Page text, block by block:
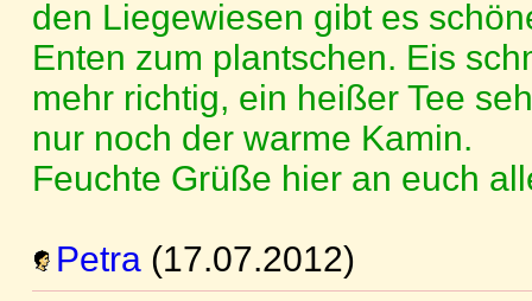
den Liegewiesen gibt es
Enten zum plantschen. Eis
mehr richtig, ein heißer Tee
nur noch der warme Kamin.
Feuchte Grüße hier an euch
Petra (17.07.2012)